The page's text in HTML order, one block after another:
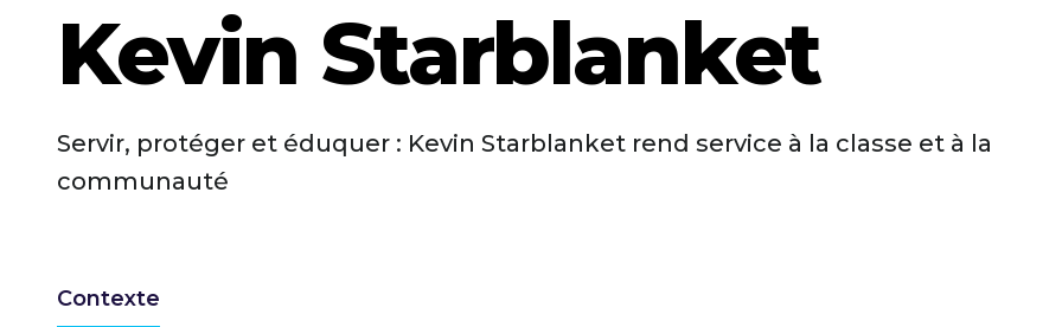
Kevin Starblanket
Servir, protéger et éduquer : Kevin Starblanket rend service à la classe et à la
communauté
Contexte